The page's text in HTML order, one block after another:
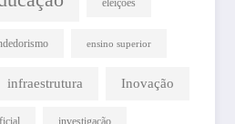
ensino superior
infraestrutura Inovação
investigação